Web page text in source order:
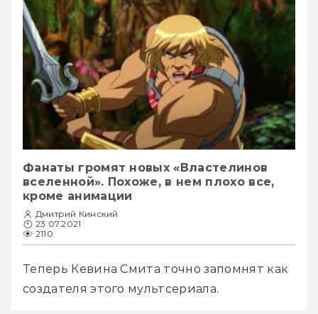
Фанаты громят новых «Властелинов
вселенной». Похоже, в нем плохо все,
кроме анимации
Дмитрий Кинский
23.07.2021
2110
Теперь Кевина Смита точно запомнят как
создателя этого мультсериала.